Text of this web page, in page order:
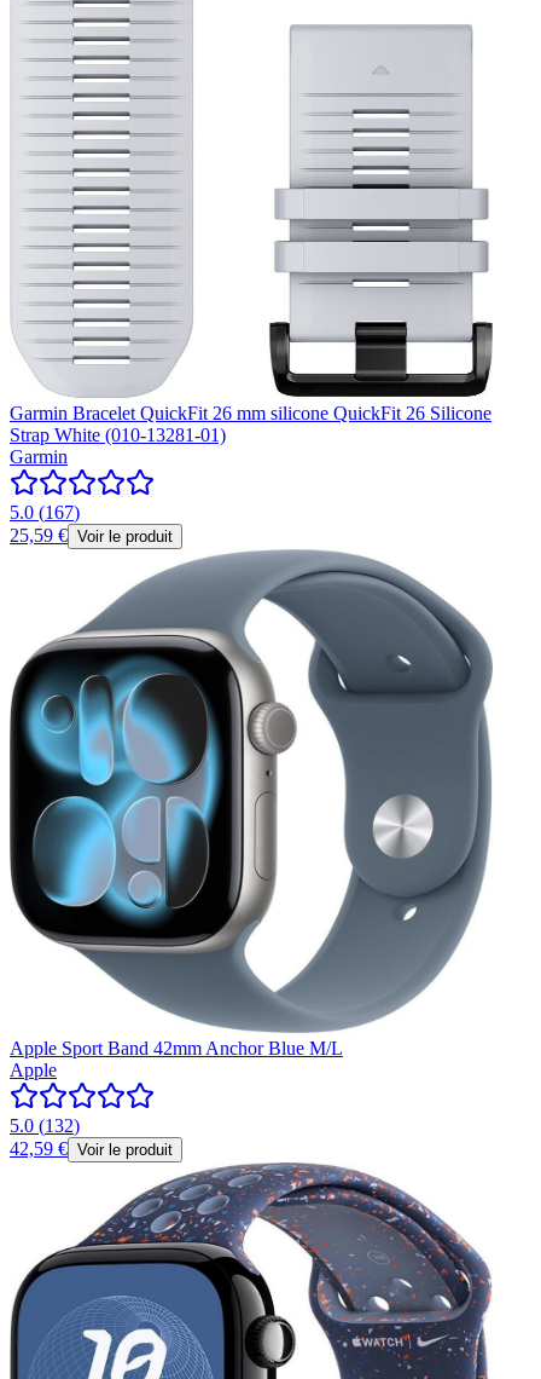
Garmin Bracelet QuickFit 26 mm silicone QuickFit 26 Silicone
Strap White (010-13281-01)
Garmin
5.0 (167)
25,59 € Voir le produit
Apple Sport Band 42mm Anchor Blue M/L
Apple
5.0 (132)
42,59 € Voir le produit